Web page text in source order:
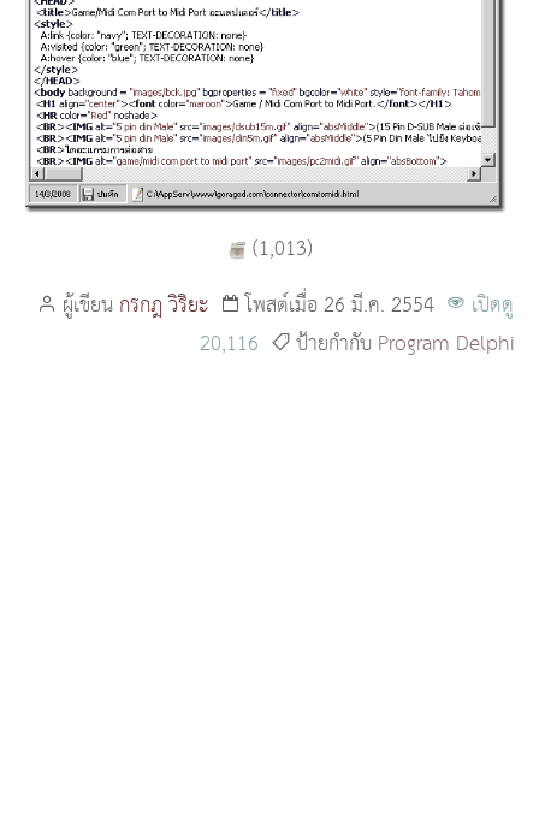
(1,013)
ผู้เขียนกรกฎ วิริยะ โพสต์เมื่อ 26 มี.ค. 2554
เปิดดู
20,116
ป้ายกำกับ Program Delphi